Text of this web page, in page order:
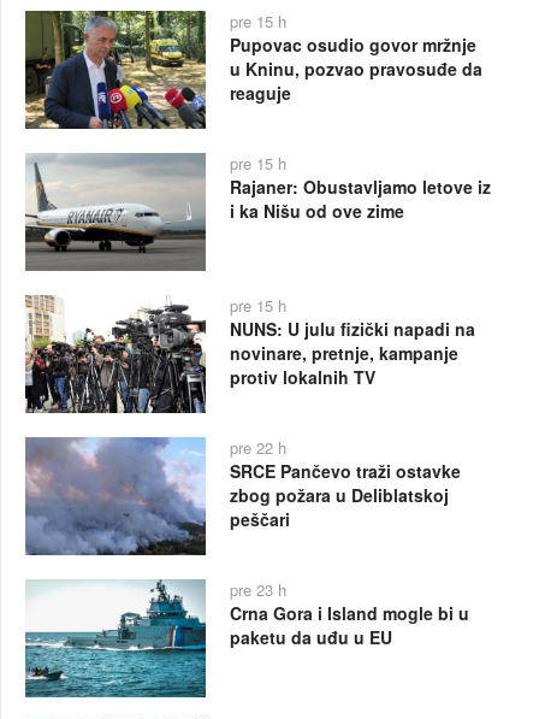
pre 15 h
Pupovac osudio govor mržnje
u Kninu, pozvao pravosuđe da
reaguje
pre 15 h
Rajaner: Obustavljamo letove iz
i ka Nišu od ove zime
pre 15 h
NUNS: U julu fizički napadi na
novinare, pretnje, kampanje
protiv lokalnih TV
pre 22 h
SRCE Pančevo traži ostavke
zbog požara u Deliblatskoj
peščari
pre 23 h
Crna Gora i Island mogle bi u
paketu da uđu u EU